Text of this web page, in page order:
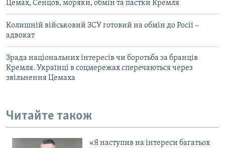
Цемах, Сенцов, моряки, обмін та пастки Кремля
Колишній військовий ЗСУ готовий на обмін до Росії –
адвокат
Зрада національних інтересів чи боротьба за бранців
Кремля. Українці в соцмережах сперечаються через
звільнення Цемаха
Читайте також
«Я наступив на інтереси багатьох